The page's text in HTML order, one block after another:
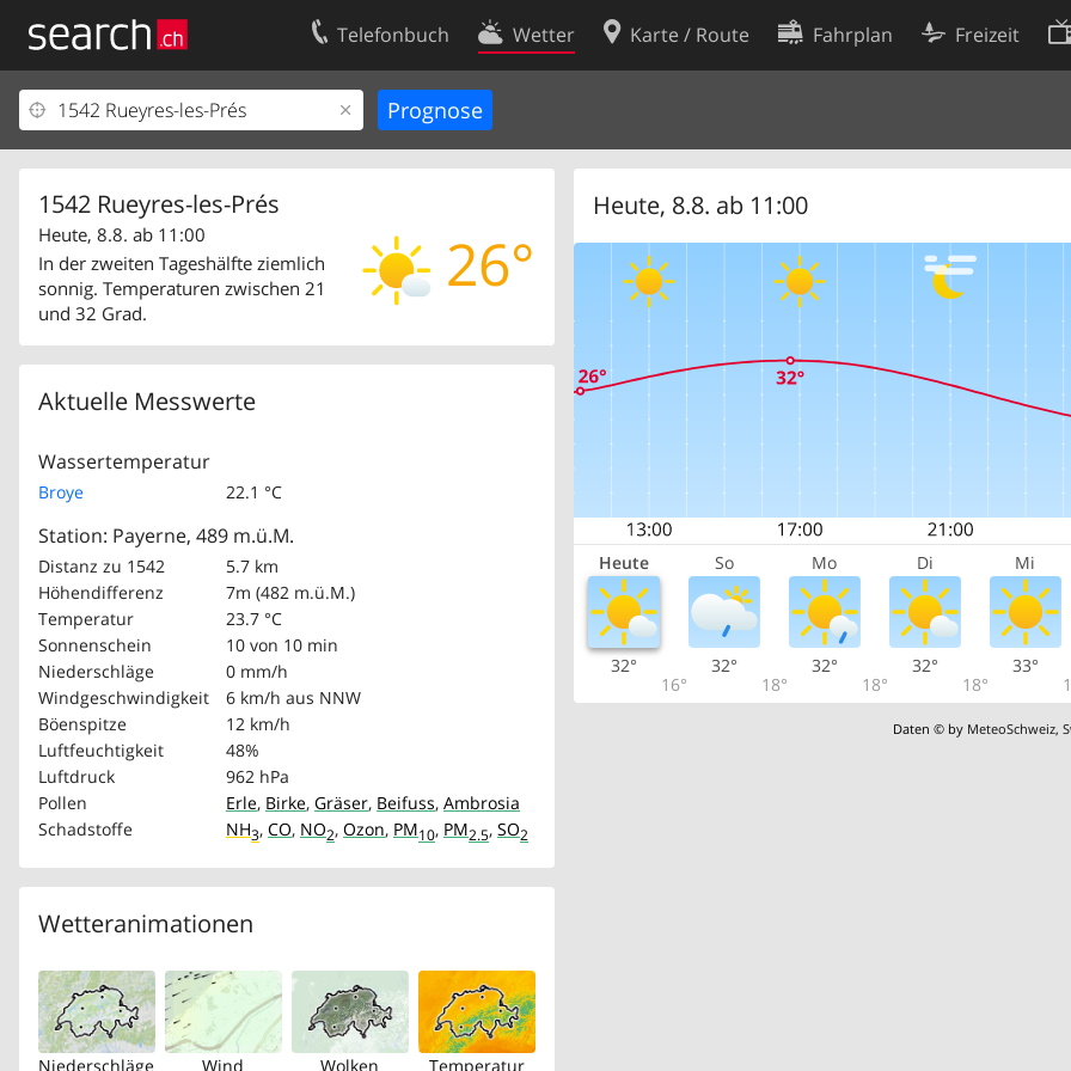
Telefonbuch Wetter Karte / Route Fahrplan Freizeit
1542 Rueyres-les-Prés
26°
Heute, 8.8. ab 11:00
In der zweiten Tageshälfte ziemlich
sonnig. Temperaturen zwischen 21
und 32 Grad.
Aktuelle Messwerte
Wassertemperatur
Broye 22.1 °C
Station: Payerne, 489 m.ü.M.
Distanz zu 1542
5.7 km
Höhendifferenz
7m (482 m.ü.M.)
Temperatur
23.7 °C
Sonnenschein
10 von 10 min
Niederschläge
0 mm/h
Windgeschwindigkeit
6 km/h aus NNW
Böenspitze
12 km/h
Luftfeuchtigkeit
48%
Luftdruck
962 hPa
Pollen
Erle, Birke, Gräser, Beifuss, Ambrosia
Schadstoffe
NH3, CO, NO2, Ozon, PM10, PM2.5, SO2
Wetteranimationen
Niederschläge Wind Wolken Temperatur
Heute, 8.8. ab 11:00
Heute So Mo Di Mi
32°
16°
32°
18°
32°
18°
32°
18°
33°
Daten © by MeteoSchweiz,
Ihr Eintrag
Kundencenter Geschäftskunden
Kontakt
Nutzungsbedingungen
Cookie-Einstellungen